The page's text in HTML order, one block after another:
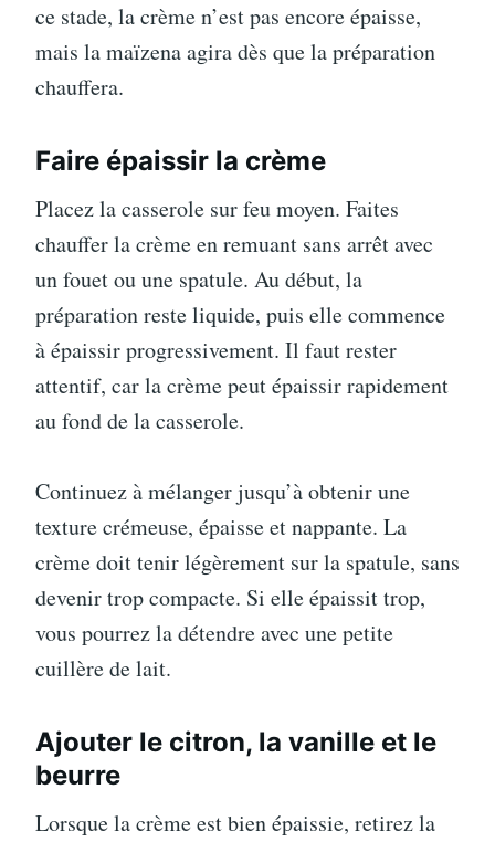
ce stade, la crème n’est pas encore épaisse,
mais la maïzena agira dès que la préparation
chauffera.
Faire épaissir la crème
Placez la casserole sur feu moyen. Faites
chauffer la crème en remuant sans arrêt avec
un fouet ou une spatule. Au début, la
préparation reste liquide, puis elle commence
à épaissir progressivement. Il faut rester
attentif, car la crème peut épaissir rapidement
au fond de la casserole.
Continuez à mélanger jusqu’à obtenir une
texture crémeuse, épaisse et nappante. La
crème doit tenir légèrement sur la spatule, sans
devenir trop compacte. Si elle épaissit trop,
vous pourrez la détendre avec une petite
cuillère de lait.
Ajouter le citron, la vanille et le
beurre
Lorsque la crème est bien épaissie, retirez la